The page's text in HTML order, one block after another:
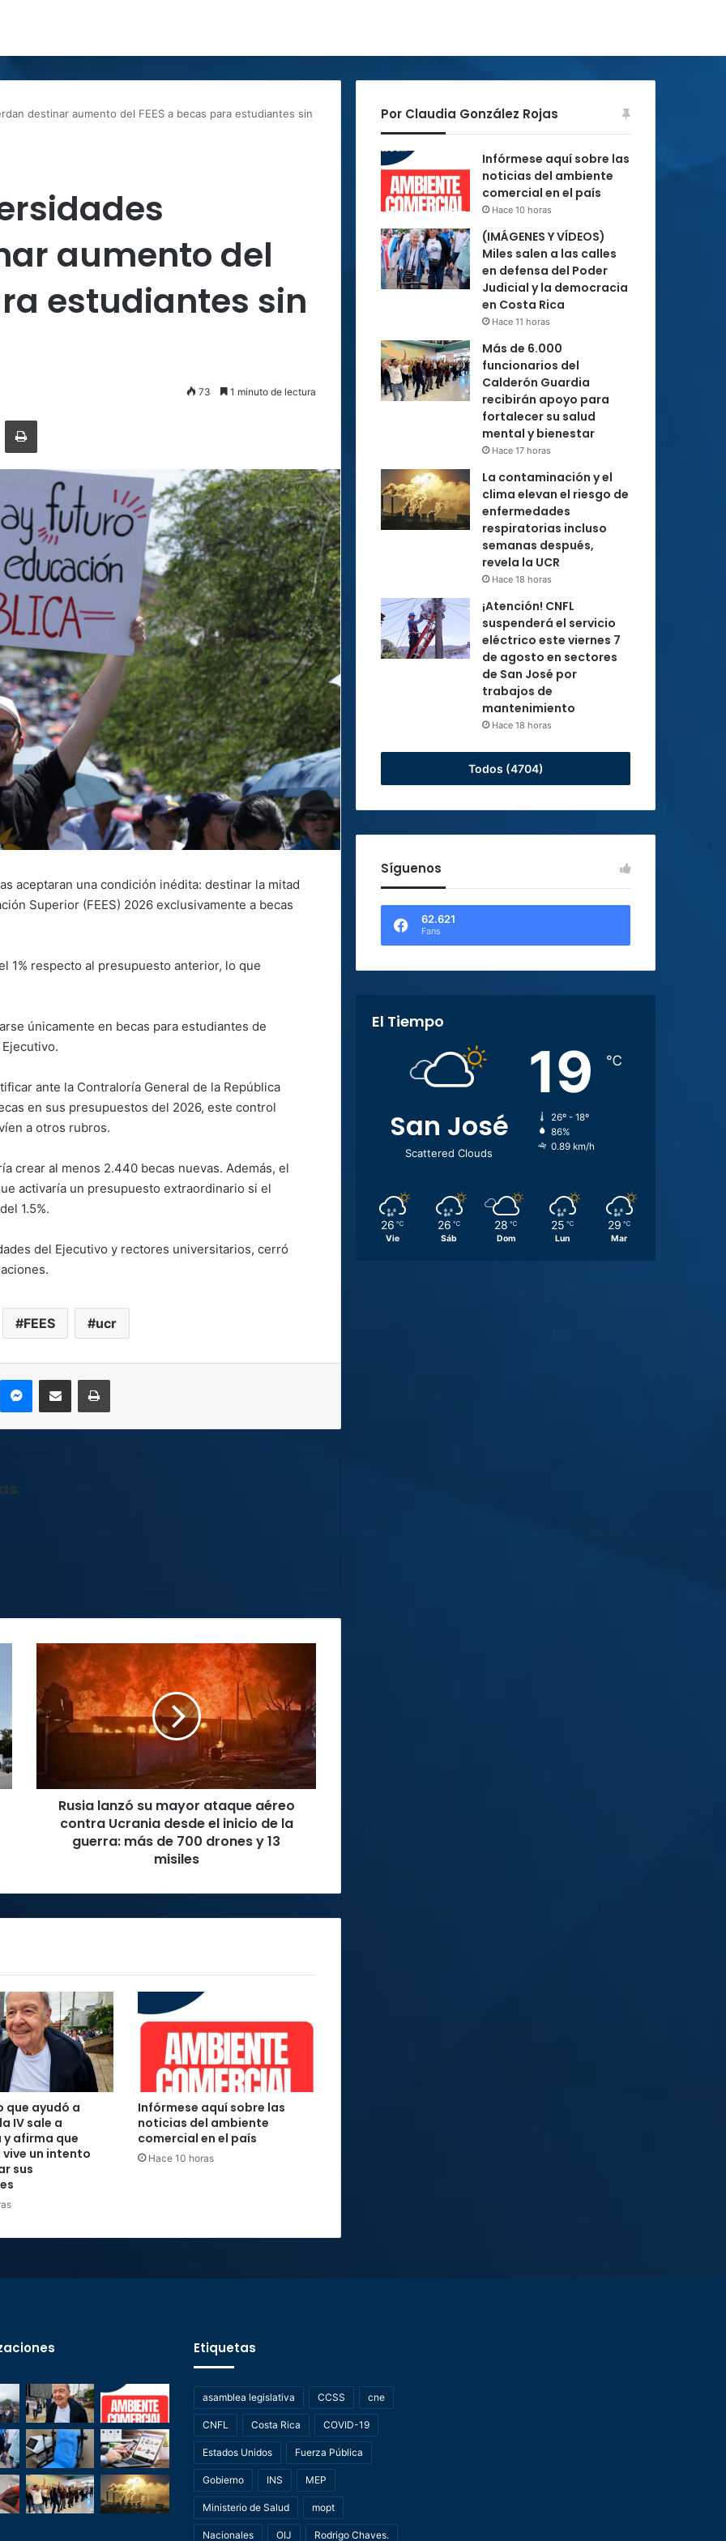
destinar aumento del FEES a becas para estudiantes sin
aumento del
estudiantes sin
73 1 minuto de lectura
por correo electrónicoImprimir
aceptaran una condición inédita: destinar la mitad
Superior (FEES) 2026 exclusivamente a becas
1% respecto al presupuesto anterior, lo que
únicamente en becas para estudiantes de
ante la Contraloría General de la República
en sus presupuestos del 2026, este control
a otros rubros.
crear al menos 2.440 becas nuevas. Además, el
activaría un presupuesto extraordinario si el
1.5%.
del Ejecutivo y rectores universitarios, cerró
FEES ucr
MessengerCompartir por correo electrónicoImprimir
Rusia
mayor
ataque
aéreo
desde
inicio
700
13
misiles
Rusia lanzó su mayor ataque aéreo
contra Ucrania desde el inicio de la
guerra: más de 700 drones y 13
misiles
que ayudó a
IV sale a
afirma que
vive un intento
sus
Infórmese aquí sobre las
noticias del ambiente
comercial en el país
Hace 10 horas
Por Claudia González Rojas
Infórmese aquí sobre las
noticias del ambiente
comercial en el país
Hace 10 horas
(IMÁGENES Y VÍDEOS)
Miles salen a las calles
en defensa del Poder
Judicial y la democracia
en Costa Rica
Hace 11 horas
Más de 6.000
funcionarios del
Calderón Guardia
recibirán apoyo para
fortalecer su salud
mental y bienestar
Hace 17 horas
La contaminación y el
clima elevan el riesgo de
enfermedades
respiratorias incluso
semanas después,
revela la UCR
Hace 18 horas
¡Atención! CNFL
suspenderá el servicio
eléctrico este viernes 7
de agosto en sectores
de San José por
trabajos de
mantenimiento
Hace 18 horas
Todos (4704)
Síguenos
62.621
Fans
El Tiempo
San José
Scattered Clouds
19 ℃
26º - 18º
86%
0.89 km/h
26 ℃
Vie
26 ℃
Sáb
28 ℃
Dom
25 ℃
Lun
29 ℃
Mar
Etiquetas
asamblea legislativa CCSS cne
CNFL Costa Rica COVID-19
Estados Unidos Fuerza Pública
Gobierno INS MEP
Ministerio de Salud mopt
Nacionales OIJ Rodrigo Chaves.